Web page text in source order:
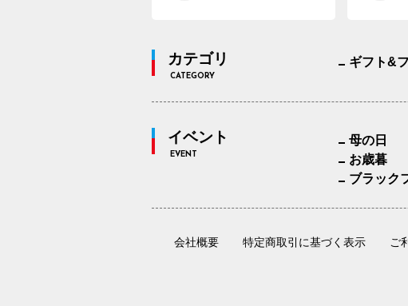
カテゴリ
CATEGORY
ギフト&
イベント
EVENT
母の日
お歳暮
ブラック
会社概要 特定商取引に基づく表示 ご